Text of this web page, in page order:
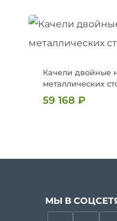
Качели двойные
металлических
59 168 ₽
МЫ В